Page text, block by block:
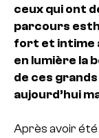
ceux qui ont
parcours
fort et intime
en lumière la
de ces
aujourd’hui
Après avoir